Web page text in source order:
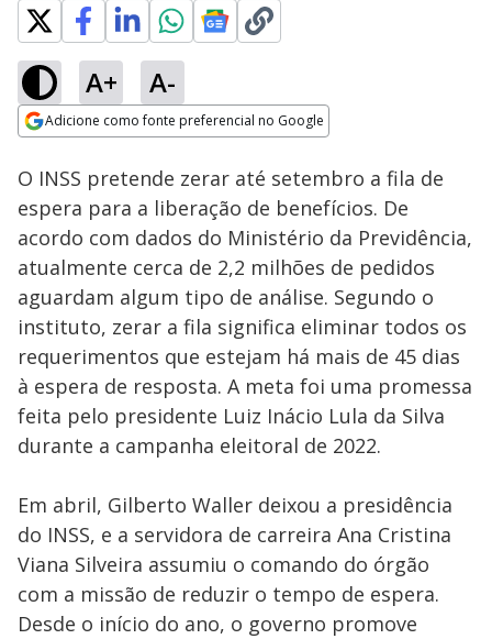
A+ A-
Adicione como fonte preferencial no Google
Ativar
Loaded
73.56%
O INSS pretende zerar até setembro a fila de
espera para a liberação de benefícios. De
acordo com dados do Ministério da Previdência,
atualmente cerca de 2,2 milhões de pedidos
aguardam algum tipo de análise. Segundo o
instituto, zerar a fila significa eliminar todos os
requerimentos que estejam há mais de 45 dias
à espera de resposta. A meta foi uma promessa
feita pelo presidente Luiz Inácio Lula da Silva
durante a campanha eleitoral de 2022.
Em abril, Gilberto Waller deixou a presidência
do INSS, e a servidora de carreira Ana Cristina
Viana Silveira assumiu o comando do órgão
com a missão de reduzir o tempo de espera.
Desde o início do ano, o governo promove